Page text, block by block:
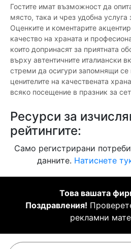
Гостите имат възможност да
място, така и чрез удобна услуга
Оценките и коментарите
качество на храната и
които допринасят за приятната
върху автентичните италиански
стреми да осигури запомнящи се
ценителите на качествената
всяко посещение в празник за
Ресурси за
рейтингите:
Само регистрирани
данните. Натиснете
Това вашата
Поздравления!
рекламни